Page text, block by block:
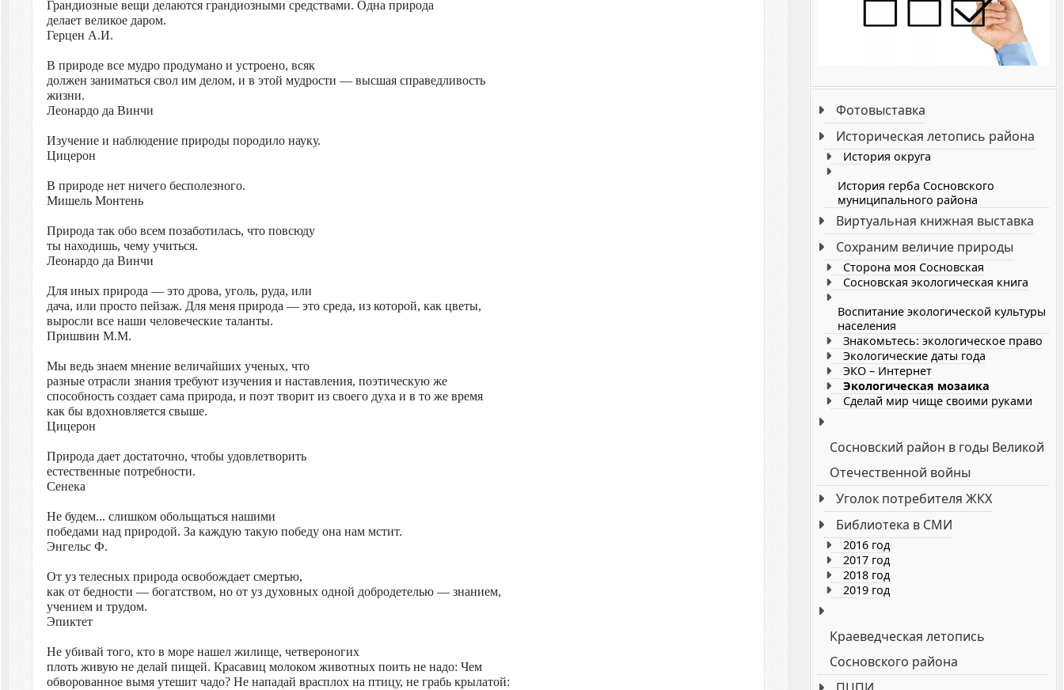
Фотовыставка
Историческая летопись района
История округа
История герба Сосновского
муниципального района
Виртуальная книжная выставка
Сохраним величие природы
Cторона моя Сосновская
Сосновская экологическая книга
Воспитание экологической культуры
населения
Знакомьтесь: экологическое право
Экологические даты года
ЭКО – Интернет
Экологическая мозаика
Сделай мир чище своими руками
Сосновский район в годы Великой
Отечественной войны
Уголок потребителя ЖКХ
Библиотека в СМИ
2016 год
2017 год
2018 год
2019 год
Краеведческая летопись
Сосновского района
Грандиозные вещи делаются грандиозными средствами. Одна природа
делает великое даром.
Герцен А.И.
В природе все мудро продумано и устроено, всяк
должен заниматься свол им делом, и в этой мудрости — высшая справедливость
жизни.
Леонардо да Винчи
Изучение и наблюдение природы породило науку.
Цицерон
В природе нет ничего бесполезного.
Мишель Монтень
Природа так обо всем позаботилась, что повсюду
ты находишь, чему учиться.
Леонардо да Винчи
Для иных природа — это дрова, уголь, руда, или
дача, или просто пейзаж. Для меня природа — это среда, из которой, как цветы,
выросли все наши человеческие таланты.
Пришвин М.М.
Мы ведь знаем мнение величайших ученых, что
разные отрасли знания требуют изучения и наставления, поэтическую же
способность создает сама природа, и поэт творит из своего духа и в то же время
как бы вдохновляется свыше.
Цицерон
Природа дает достаточно, чтобы удовлетворить
естественные потребности.
Сенека
Не будем... слишком обольщаться нашими
победами над природой. За каждую такую победу она нам мстит.
Энгельс Ф.
От уз телесных природа освобождает смертью,
как от бедности — богатством, но от уз духовных одной добродетелью — знанием,
учением и трудом.
Эпиктет
Не убивай того, кто в море нашел жилище, четвероногих
плоть живую не делай пищей. Красавиц молоком животных поить не надо: Чем
обворованное вымя утешит чадо? Не нападай врасплох на птицу, не грабь крылатой: